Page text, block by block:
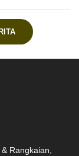
Rangkaian,